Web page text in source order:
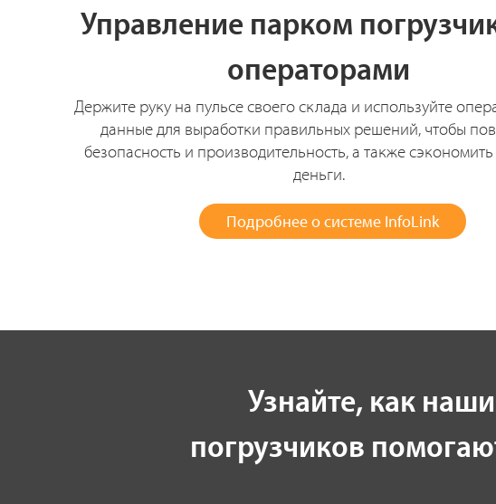
Управление парком
операторами
Держите руку на пульсе своего склада и используйте
данные для выработки правильных решений, чтобы
безопасность и производительность, а также
деньги.
Подробнее о системе InfoLink
Узнайте, как
погрузчиков